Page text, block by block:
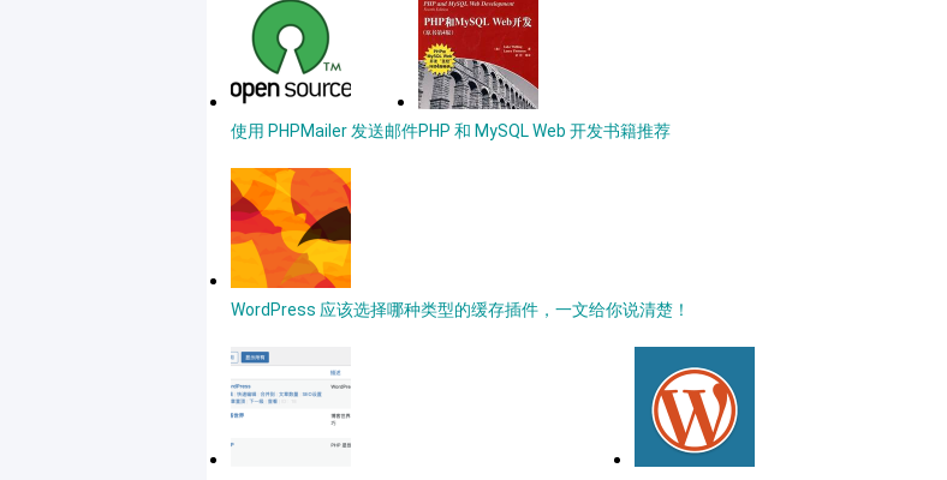
使用 PHPMailer 发送邮件PHP 和 MySQL Web 开发书籍推荐
WordPress 应该选择哪种类型的缓存插件，一文给你说清楚！